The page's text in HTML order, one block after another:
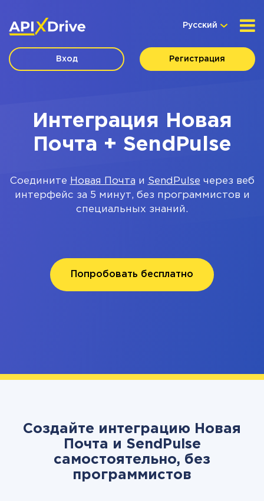
Русский
Вход Регистрация
Интеграция Новая
Почта + SendPulse
Соедините Новая Почта и SendPulse через веб
интерфейс за 5 минут, без программистов и
специальных знаний.
Попробовать бесплатно
Создайте интеграцию Новая
Почта и SendPulse
самостоятельно, без
программистов